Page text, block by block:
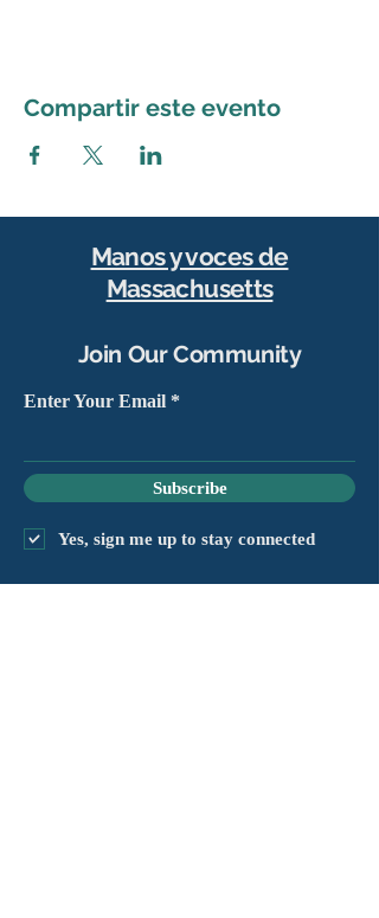
Compartir este evento
Manos y voces de
Massachusetts
Join Our Community
Enter Your Email
Subscribe
Yes, sign me up to stay connected